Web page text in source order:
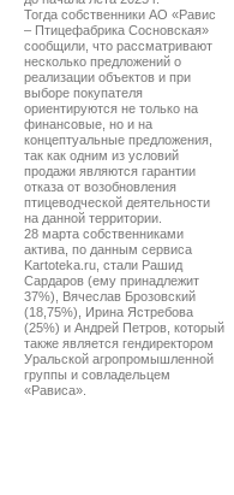
Тогда собственники АО «Равис
– Птицефабрика Сосновская»
сообщили, что рассматривают
несколько предложений о
реализации объектов и при
выборе покупателя
ориентируются не только на
финансовые, но и на
концептуальные предложения,
так как одним из условий
продажи являются гарантии
отказа от возобновления
птицеводческой деятельности
на данной территории.
28 марта собственниками
актива, по данным сервиса
Kartoteka.ru, стали Рашид
Сардаров (ему принадлежит
37%), Вячеслав Брозовский
(18,75%), Ирина Ястребова
(25%) и Андрей Петров, который
также является гендиректором
Уральской агропромышленной
группы и совладельцем
«Рависа».